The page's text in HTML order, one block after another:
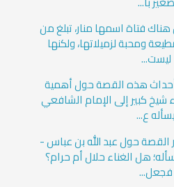
فتاة اسمها منار، تبلغ من
ومحبة لزميلاتها، ولكنها
ليست...
هذه القصة حول أهمية
شيخ كبير إلى الإمام الشافعي
ع...
القصة حول عبد الله بن عباس -
هل الغناء حلال أم حرام؟
فجعل...